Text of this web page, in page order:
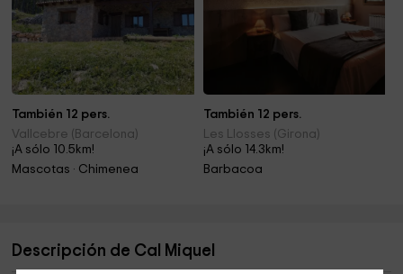
También 12 pers.
Vallcebre (Barcelona)
¡A sólo 10.5km!
Mascotas · Chimenea
También 12 pers.
Les Llosses (Girona)
¡A sólo 14.3km!
Barbacoa
Descripción de Cal Miquel